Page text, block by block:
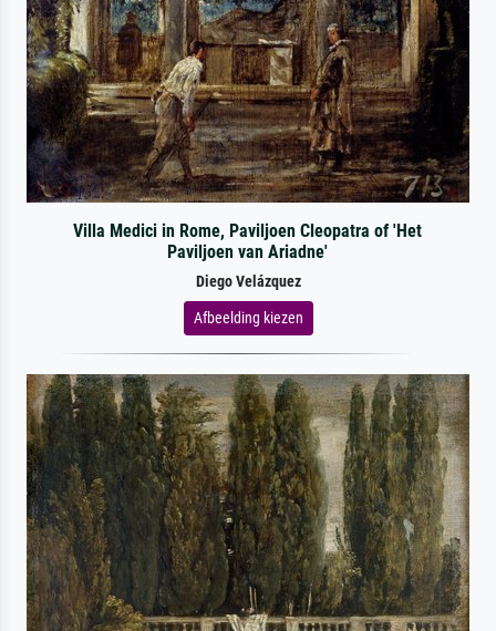
Villa Medici in Rome, Paviljoen Cleopatra of 'Het
Paviljoen van Ariadne'
Diego Velázquez
Afbeelding kiezen